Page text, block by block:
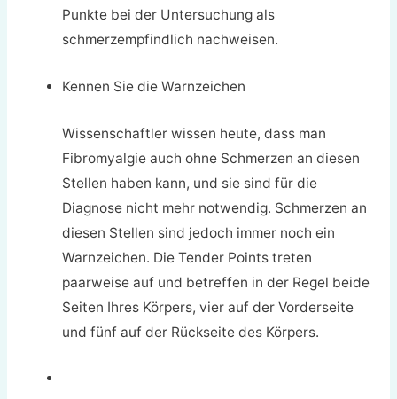
Punkte bei der Untersuchung als
schmerzempfindlich nachweisen.
Kennen Sie die Warnzeichen
Wissenschaftler wissen heute, dass man
Fibromyalgie auch ohne Schmerzen an diesen
Stellen haben kann, und sie sind für die
Diagnose nicht mehr notwendig. Schmerzen an
diesen Stellen sind jedoch immer noch ein
Warnzeichen. Die Tender Points treten
paarweise auf und betreffen in der Regel beide
Seiten Ihres Körpers, vier auf der Vorderseite
und fünf auf der Rückseite des Körpers.